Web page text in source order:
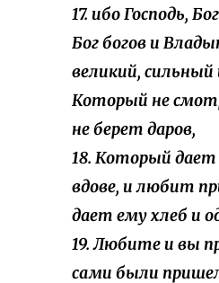
17. ибо Господь,
Бог богов и
великий,
Который не
не берет даров,
18. Который дает
вдове, и любит
дает ему хлеб и
19. Любите и вы
сами были